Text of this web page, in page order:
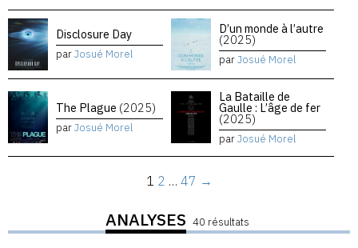
Disclosure Day
parJosué Morel
D’un monde à l’autre
(2025)
parJosué Morel
The Plague (2025)
parJosué Morel
La Bataille de
Gaulle : L’âge de fer
(2025)
parJosué Morel
1 2 … 47 →
ANALYSES 40 résultats